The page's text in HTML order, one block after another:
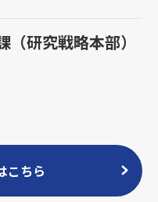
研究戦略本部）
こちら